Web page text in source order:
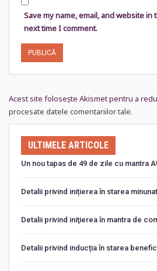
Save my name, email, and website
next time I comment.
Acest site folosește Akismet pentru a
procesate datele comentariilor tale.
ULTIMELE ARTICOLE
Un nou tapas de 49 de zile cu mantra
Detalii privind inițierea în starea
Detalii privind iniţierea în mantra de
Detalii privind inducția în starea